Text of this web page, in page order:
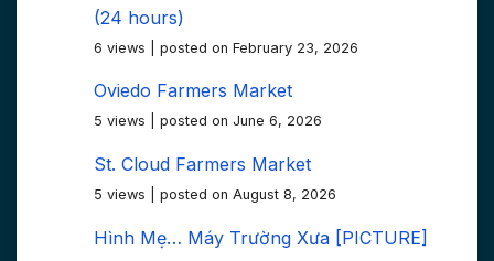
(24 hours)
6 views posted on February 23, 2026
Oviedo Farmers Market
5 views posted on June 6, 2026
St. Cloud Farmers Market
5 views posted on August 8, 2026
Hình Mẹ… Máy Trường Xưa [PICTURE]